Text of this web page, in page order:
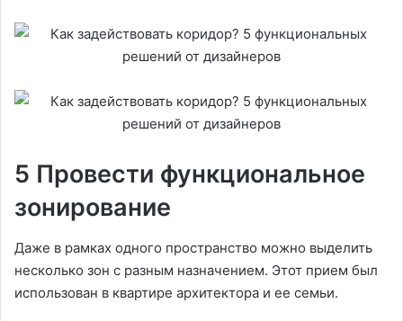
5 Провести функциональное
зонирование
Даже в рамках одного пространство можно выделить
несколько зон с разным назначением. Этот прием был
использован в квартире архитектора и ее семьи.